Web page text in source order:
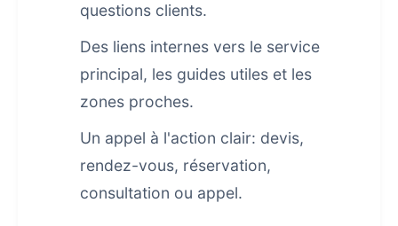
questions clients.
Des liens internes vers le service
principal, les guides utiles et les
zones proches.
Un appel à l'action clair: devis,
rendez-vous, réservation,
consultation ou appel.